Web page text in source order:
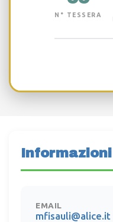
N° TESSERA
Informazioni
EMAIL
mfisauli@alice.it